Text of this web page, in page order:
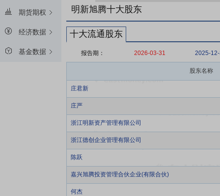
期货期权
经济数据
基金数据
明新旭腾十大股东
十大流通股东
报告期： 2026-03-31 2025-
股东名称
庄君新
庄严
浙江明新资产管理有限公司
浙江德创企业管理有限公司
陈跃
嘉兴旭腾投资管理合伙企业(有限合伙)
何杰